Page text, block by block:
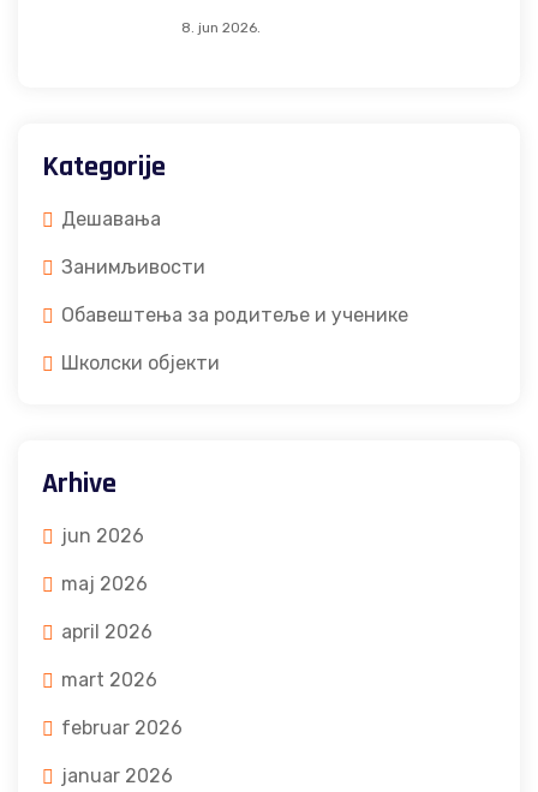
8. jun 2026.
Kategorije
Дешавања
Занимљивости
Обавештења за родитеље и ученике
Школски објекти
Arhive
jun 2026
maj 2026
april 2026
mart 2026
februar 2026
januar 2026